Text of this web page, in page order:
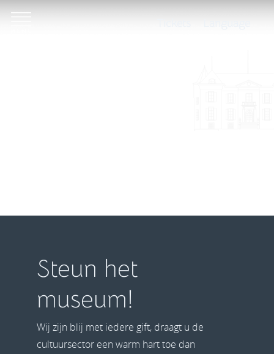
Steun het
museum!
Wij zijn blij met iedere gift, draagt u de
cultuursector een warm hart toe dan